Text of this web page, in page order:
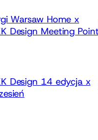
Warsaw Home x
Design Meeting
Design 14 edycja x